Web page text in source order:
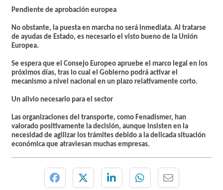
Pendiente de aprobación europea
No obstante, la puesta en marcha no será inmediata. Al tratarse
de ayudas de Estado, es necesario el visto bueno de la Unión
Europea.
Se espera que el Consejo Europeo apruebe el marco legal en los
próximos días, tras lo cual el Gobierno podrá activar el
mecanismo a nivel nacional en un plazo relativamente corto.
Un alivio necesario para el sector
Las organizaciones del transporte, como Fenadismer, han
valorado positivamente la decisión, aunque insisten en la
necesidad de agilizar los trámites debido a la delicada situación
económica que atraviesan muchas empresas.